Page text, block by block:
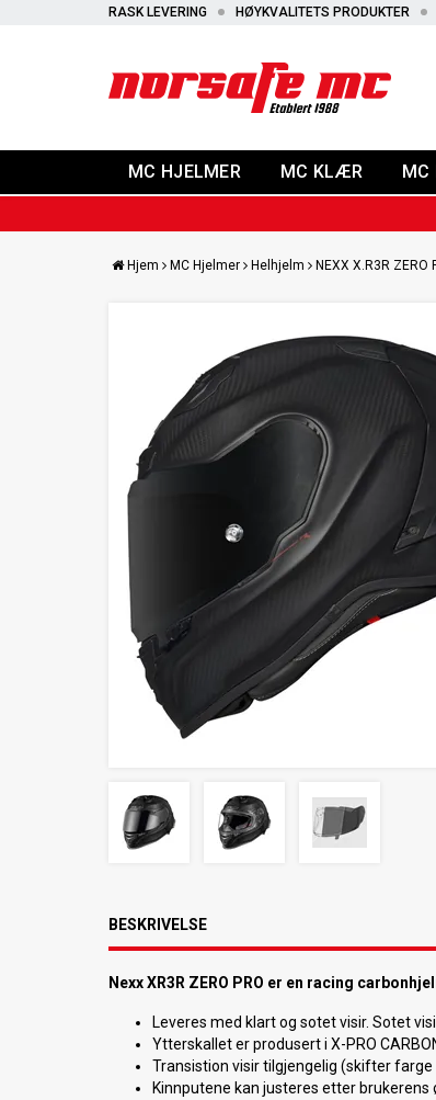
RASK LEVERING HØYKVALITETS PRODUKTER
MC HJELMER MC KLÆR MC
Hjem MC Hjelmer Helhjelm NEXX X.R3R ZERO
BESKRIVELSE
Nexx XR3R ZERO PRO er en racing
Leveres med klart og sotet visir. Sotet
Ytterskallet er produsert i X-PRO
Transistion visir tilgjengelig (skifter farge
Kinnputene kan justeres etter brukerens